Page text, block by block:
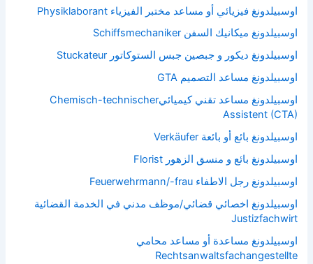
اوسبيلدونغ فيزيائي أو مساعد مختبر الفيزياء Physiklaborant
اوسبيلدونغ ميكانيك السفن Schiffsmechaniker
اوسبيلدونغ ديكور و جبصين جبس الستوكاتور Stuckateur
اوسبيلدونغ مساعد التصميم GTA
اوسبيلدونغ مساعد تقني كيميائيChemisch-technischer
Assistent (CTA)
اوسبيلدونغ بائع أو بائعة Verkäufer
اوسبيلدونغ بائع و منسق الزهور Florist
اوسبيلدونغ رجل الاطفاء Feuerwehrmann/-frau
اوسبيلدونغ اخصائي قضائي/موظف مدني في الخدمة القضائية
Justizfachwirt
اوسبيلدونغ مساعدة أو مساعد محامي
Rechtsanwaltsfachangestellte